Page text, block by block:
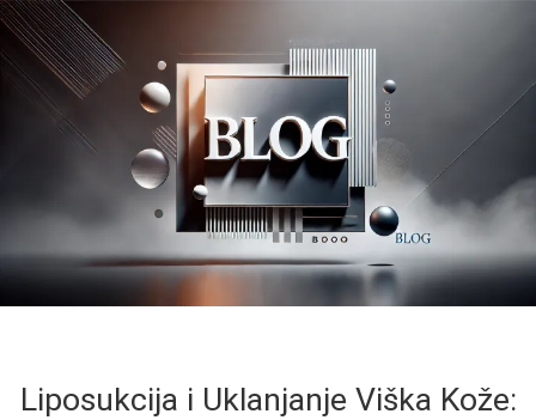
Liposukcija i Uklanjanje Viška Kože: